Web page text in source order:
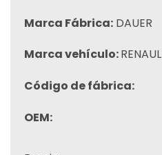
Marca Fábrica: DAUER
Marca vehículo:
Código de fábrica:
OEM: